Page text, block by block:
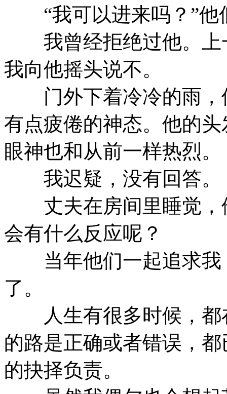
“我可以进来吗？”他
我曾经拒绝过他。上
我向他摇头说不。
门外下着冷冷的雨，
有点疲倦的神态。他的
眼神也和从前一样热烈。
我迟疑，没有回答。
丈夫在房间里睡觉，
会有什么反应呢？
当年他们一起追求我
了。
人生有很多时候，都
的路是正确或者错误，
的抉择负责。